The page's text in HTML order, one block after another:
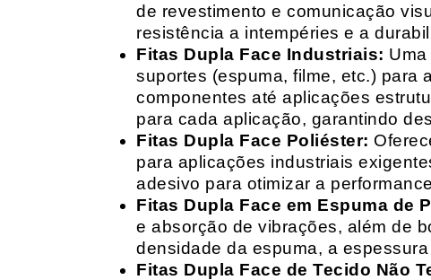
de revestimento e comunicação
resistência a intempéries e a
Fitas Dupla Face Industriais:
suportes (espuma, filme, etc.) para
componentes até aplicações
para cada aplicação, garantindo
Fitas Dupla Face Poliéster:
para aplicações industriais
adesivo para otimizar a
Fitas Dupla Face em Espuma de
e absorção de vibrações, além de
densidade da espuma, a
Fitas Dupla Face de Tecido Não